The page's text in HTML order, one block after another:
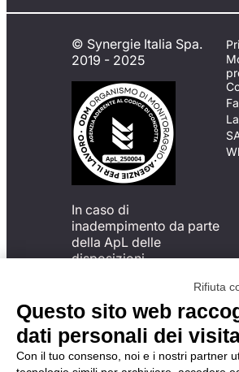
© Synergie Italia Spa.
2019 - 2025
In caso di
inadempimento da parte
della ApL delle
disposizioni
possibile presentare un
reclamo
all’Organismo di
Monitoraggio utilizzando
una delle modalità
Rifiuta
Questo sito web
dati personali dei
Con il tuo consenso, noi e i nostri partner